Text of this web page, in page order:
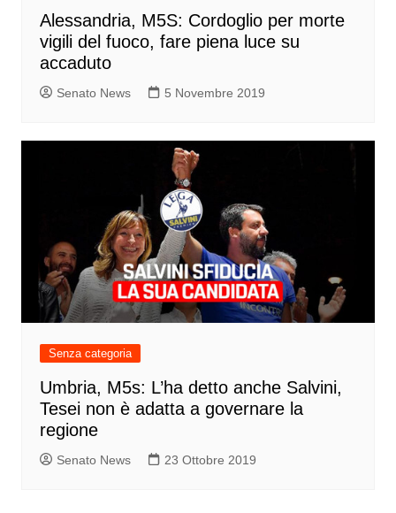
Alessandria, M5S: Cordoglio per morte
vigili del fuoco, fare piena luce su
accaduto
Senato News 5 Novembre 2019
Senza categoria
Umbria, M5s: L’ha detto anche Salvini,
Tesei non è adatta a governare la
regione
Senato News 23 Ottobre 2019